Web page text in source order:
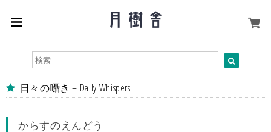
日々の囁き – Daily Whispers
からすのえんどう